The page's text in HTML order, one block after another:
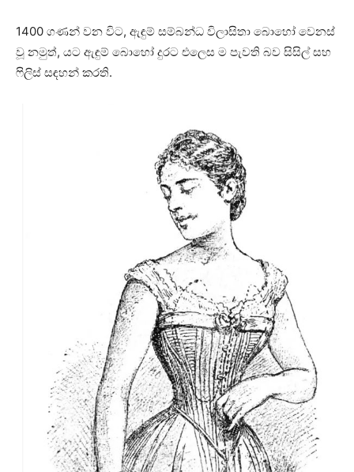
1400 ගණන් වන විට, ඇඳුම් සම්බන්ධ විලාසිතා බොහෝ වෙනස්
වූ නමුත්, යට ඇඳුම් බොහෝ දුරට එලෙස ම පැවති බව සිසිල් සහ
ෆිලිස් සඳහන් කරති.